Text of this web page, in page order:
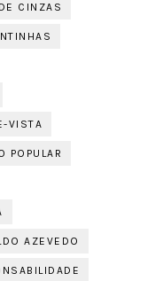
CINZAS
VISTA
POPULAR
AZEVEDO